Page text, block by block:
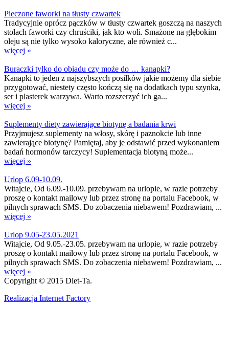
Pieczone faworki na tłusty czwartek
Tradycyjnie oprócz pączków w tłusty czwartek goszczą na naszych
stołach faworki czy chruściki, jak kto woli. Smażone na głębokim
oleju są nie tylko wysoko kaloryczne, ale również c...
więcej »
Buraczki tylko do obiadu czy może do … kanapki?
Kanapki to jeden z najszybszych posiłków jakie możemy dla siebie
przygotować, niestety często kończą się na dodatkach typu szynka,
ser i plasterek warzywa. Warto rozszerzyć ich ga...
więcej »
Suplementy diety zawierające biotynę a badania krwi
Przyjmujesz suplementy na włosy, skórę i paznokcie lub inne
zawierające biotynę? Pamiętaj, aby je odstawić przed wykonaniem
badań hormonów tarczycy! Suplementacja biotyną może...
więcej »
Urlop 6.09-10.09.
Witajcie, Od 6.09.-10.09. przebywam na urlopie, w razie potrzeby
proszę o kontakt mailowy lub przez stronę na portalu Facebook, w
pilnych sprawach SMS. Do zobaczenia niebawem! Pozdrawiam, ...
więcej »
Urlop 9.05-23.05.2021
Witajcie, Od 9.05.-23.05. przebywam na urlopie, w razie potrzeby
proszę o kontakt mailowy lub przez stronę na portalu Facebook, w
pilnych sprawach SMS. Do zobaczenia niebawem! Pozdrawiam, ...
więcej »
Copyright © 2015 Diet-Ta.
Realizacja Internet Factory